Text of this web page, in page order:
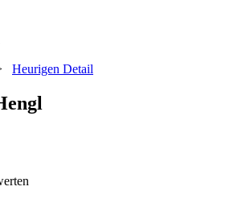
Heurigen Detail